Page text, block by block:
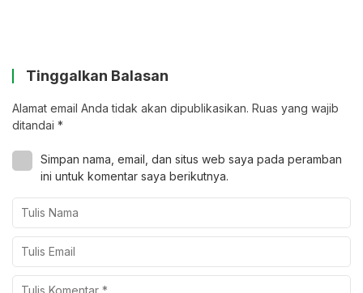
Tinggalkan Balasan
Alamat email Anda tidak akan dipublikasikan. Ruas yang wajib
ditandai *
Simpan nama, email, dan situs web saya pada peramban
ini untuk komentar saya berikutnya.